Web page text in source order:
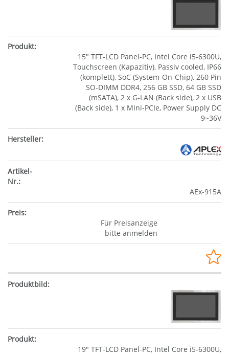
15" TFT-LCD Panel-PC, Intel Core i5-6300U,
Touchscreen (Kapazitiv), Passiv cooled, IP66
(komplett), SoC (System-On-Chip), 260 Pin
SO-DIMM DDR4, 256 GB SSD, 64 GB SSD
(mSATA), 2 x G-LAN (Back side), 2 x USB
(Back side), 1 x Mini-PCIe, Power Supply DC
9~36V
AEx-915A
Für Preisanzeige
bitte anmelden
19" TFT-LCD Panel-PC, Intel Core i5-6300U,